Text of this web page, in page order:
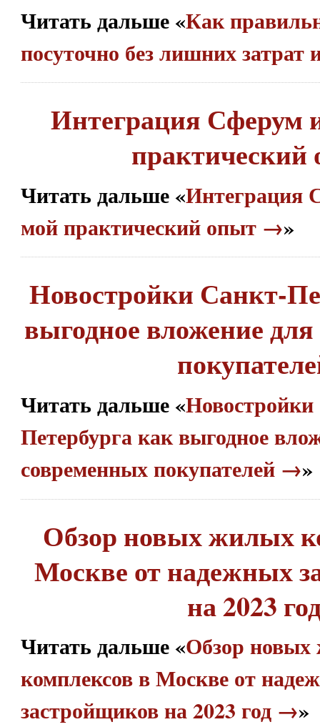
Читать дальше «Как
посуточно без лишних
Интеграция Сферум
практический
Читать дальше «Интеграция
мой практический опыт →»
Новостройки Санкт-
выгодное вложение
Читать дальше «
Петербурга как выгодное
современных покупателей →»
Обзор новых жилых
Москве от надежных
на 2023
Читать дальше «Обзор
комплексов в Москве от
застройщиков на 2023 год →»